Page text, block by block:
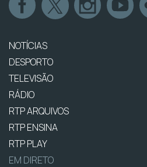
NOTÍCIAS
DESPORTO
TELEVISÃO
RÁDIO
RTP ARQUIVOS
RTP ENSINA
RTP PLAY
EM DIRETO